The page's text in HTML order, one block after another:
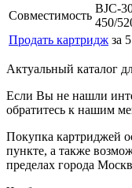
Совместимость
BJC-
450/
Продать картридж за
Актуальный каталог
Если Вы не нашли
обратитесь к нашим
Покупка картриджей
пункте, а также
пределах города